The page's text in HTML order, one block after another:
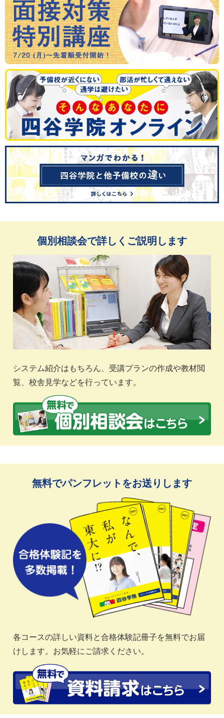
個別相談会で詳しくご説明します
システム紹介はもちろん、受講プランの作成や教材閲
覧、校舎見学などを行っています。
無料でパンフレットをお送りします
各コースの詳しい資料と合格体験記冊子を無料でお届
けします。お気軽にご請求ください。